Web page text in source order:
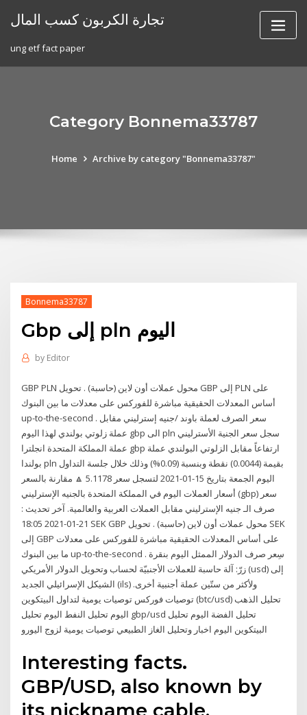
تجارة الكربون كسب المال
ung etf fact paper
Category Bonnema33787
Home Archive by category "Bonnema33787"
Bonnema33787
Gbp إلى pln اليوم
by Editor
GBP PLN محول عملات أون لاين (حاسبة) . تحويل GBP إلى PLN على
أساس المعدلات الحقيقية مباشرة للفوركس على معدلات ما بين البنوك
up-to-the-second . سعر الصرف لعملة باوند /جنيه إسترليني مقابل
عملة زلوتي بولندي لهذا اليوم gbp الى pln سجل سعر الجنية الأسترليني
عملة المملكة المتحدة انجلترا gbp ارتفاعاً مقابل الزلوتي البولندي عملة
بولندا pln بقيمة (0.0044) نقطة وبنسبة (0.09%) وذلك خلال جلسة التداول
اليوم الجمعة بتاريخ 15-01-2021 لتسجل سعر 5.1178 🔼 مقارنة بالسعر
أسعار العملات اليوم في المملكة المتحدة بالجنيه الإسترليني (gbp) سعر
صرف الـ جنيه الإسترليني مقابل العملات العربية والعالمية. آخر تحديث :
21-01-2021 18:05 SEK GBP محول عملات أون لاين (حاسبة) . تحويل SEK
إلى GBP على أساس المعدلات الحقيقية مباشرة للفوركس على معدلات
ما بين البنوك up-to-the-second . سِعر صرف الدولار الممثل اليوم بنقرة
زرّ: آلة حاسبة للعملات الأجنبيّة لحساب وتحويل الدولار الأمريكي (usd) إلى
الشيكل الإسرائيلي الجديد (ils) ولأكثر من ستّين عملة أجنبية أخرى.
توصيات فوركس توصيات يومية لتداول البيتكوين (btc/usd) تحليل الذهب
اليوم تحليل النفط اليوم تحليل gbp/usd تحليل الفضة اليوم تحليل
البيتكوين اليوم اخبار وتحليل الغاز الطبيعي توصيات يومية لزوج اليورو
Interesting facts.
GBP/USD, also known by